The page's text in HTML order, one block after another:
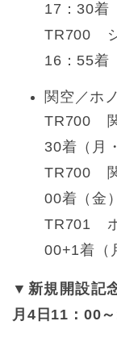
17：30着
TR700
16：55着
関空／ホ
TR700
30着（月
TR700
00着（金）
TR701
00+1着（
▼新規開設記
月4日11：00